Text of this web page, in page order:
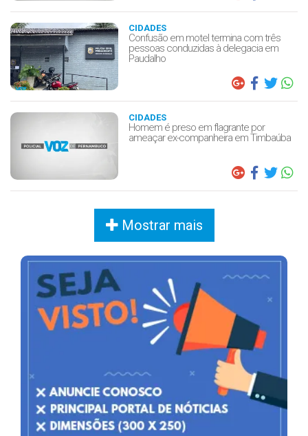
CIDADES
Confusão em motel termina com três
pessoas conduzidas à delegacia em
Paudalho
CIDADES
Homem é preso em flagrante por
ameaçar ex-companheira em Timbaúba
Mostrar mais